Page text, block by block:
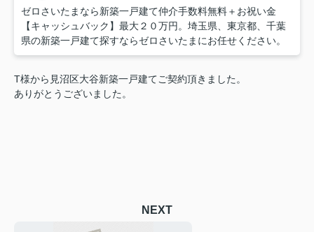
ゼロさいたまなら新築一戸建て仲介手数料無料＋お祝い金
【キャッシュバック】最大２０万円。埼玉県、東京都、千葉
県の新築一戸建て探すならゼロさいたまにお任せください。
T様から見沼区大谷新築一戸建てご契約頂きました。
ありがとうございました。
NEXT